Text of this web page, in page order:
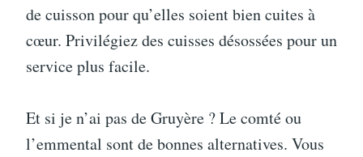
de cuisson pour qu’elles soient bien cuites à
cœur. Privilégiez des cuisses désossées pour un
service plus facile.
Et si je n’ai pas de Gruyère ? Le comté ou
l’emmental sont de bonnes alternatives. Vous